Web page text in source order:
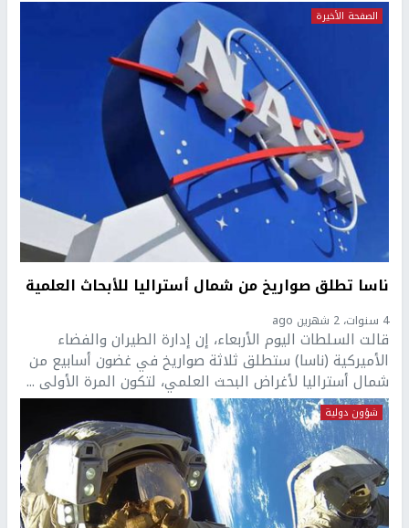
الصفحة الأخيرة
ناسا تطلق صواريخ من شمال أستراليا للأبحاث العلمية
4 سنوات، 2 شهرين ago
قالت السلطات اليوم الأربعاء، إن إدارة الطيران والفضاء
الأميركية (ناسا) ستطلق ثلاثة صواريخ في غضون أسابيع من
شمال أستراليا لأغراض البحث العلمي، لتكون المرة الأولى ...
شؤون دولية